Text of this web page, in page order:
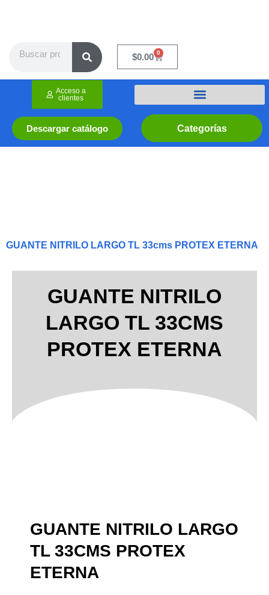
$0.00 0
Cart
Categorías
Descargar catálogo
Acceso a
clientes
GUANTE NITRILO LARGO TL 33cms PROTEX ETERNA
GUANTE NITRILO
LARGO TL 33CMS
PROTEX ETERNA
GUANTE NITRILO LARGO
TL 33CMS PROTEX
ETERNA